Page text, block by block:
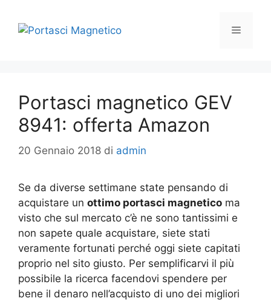
contenuto
Menu
Portasci magnetico GEV
8941: offerta Amazon
20 Gennaio 2018 di admin
Se da diverse settimane state pensando di
acquistare un ottimo portasci magnetico ma
visto che sul mercato c’è ne sono tantissimi e
non sapete quale acquistare, siete stati
veramente fortunati perché oggi siete capitati
proprio nel sito giusto. Per semplificarvi il più
possibile la ricerca facendovi spendere per
bene il denaro nell’acquisto di uno dei migliori